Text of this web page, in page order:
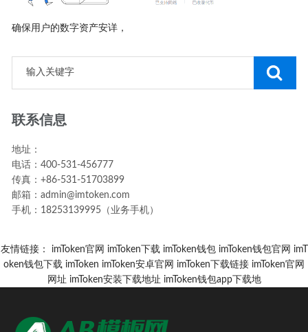
确保用户的数字资产安详，
联系信息
地址：
电话：400-531-456777
传真：+86-531-51703899
邮箱：admin@imtoken.com
手机：18253139995（业务手机）
友情链接： imToken官网 imToken下载 imToken钱包 imToken钱包官网 imT
oken钱包下载 imToken imToken安卓官网 imToken下载链接 imToken官网
网址 imToken安装下载地址 imToken钱包app下载地